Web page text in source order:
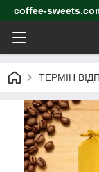
coffee-
ТЕРМІН